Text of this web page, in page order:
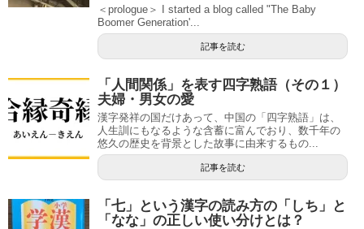
＜prologue＞ I started a blog called "The Baby
Boomer Generation'...
記事を読む
「人間関係」を表す四字熟語（その１）
夫婦・男女の愛
漢字発祥の国だけあって、中国の「四字熟語」は、
人生訓にもなるような含蓄に富んでおり、数千年の
悠久の歴史を背景とした故事に由来するもの...
記事を読む
「七」という漢字の読み方の「しち」と
「なな」の正しい使い分けとは？